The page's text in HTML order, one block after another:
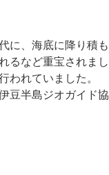
に、海底に降り積
るなど重宝されま
われていました。
豆半島ジオガイド